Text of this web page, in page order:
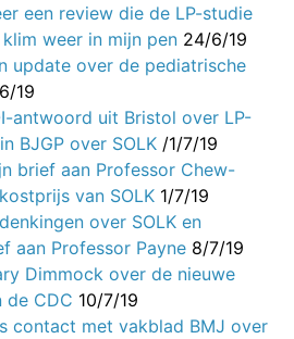
een review die de LP-studie
weer in mijn pen 24/6/19
update over de pediatrische
19
antwoord uit Bristol over LP-
BJGP over SOLK /1/7/19
brief aan Professor Chew-
van SOLK 1/7/19
over SOLK en
aan Professor Payne 8/7/19
Dimmock over de nieuwe
de CDC 10/7/19
contact met vakblad BMJ over